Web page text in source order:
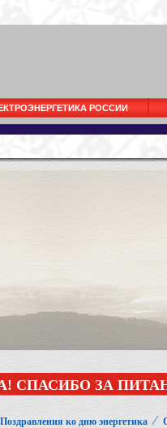
РОССИИ
СПАСИБО ЗА
Поздравления ко дню энергетика ⁄